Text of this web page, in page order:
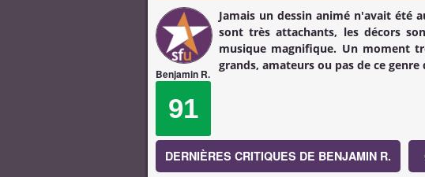
Benjamin R.
91
Jamais un dessin animé n'avait été
sont très attachants, les décors
musique magnifique. Un moment
grands, amateurs ou pas de ce genre
DERNIÈRES CRITIQUES DE BENJAMIN R.